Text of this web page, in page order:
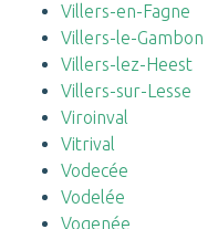
Villers-en-Fagne
Villers-le-Gambon
Villers-lez-Heest
Villers-sur-Lesse
Viroinval
Vitrival
Vodecée
Vodelée
Vogenée